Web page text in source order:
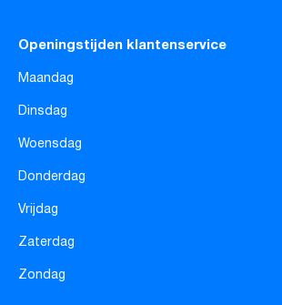
Openingstijden klantenservice
Maandag
Dinsdag
Woensdag
Donderdag
Vrijdag
Zaterdag
Zondag